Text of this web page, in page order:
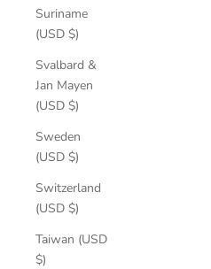
Suriname
(USD $)
Svalbard &
Jan Mayen
(USD $)
Sweden
(USD $)
Switzerland
(USD $)
Taiwan (USD
$)